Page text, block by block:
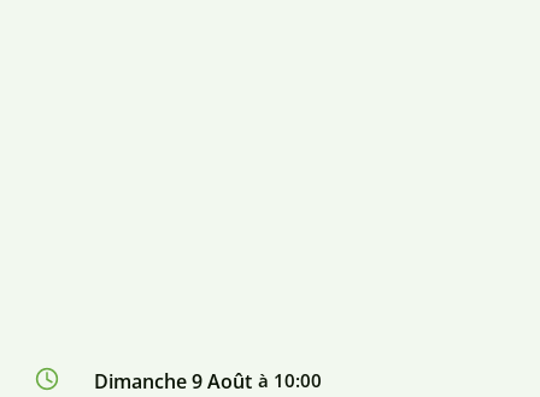
Dimanche 9 Août à 10:00